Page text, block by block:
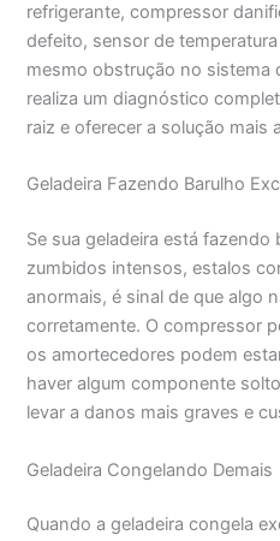
refrigerante, compressor
defeito, sensor de
mesmo obstrução no sistema
realiza um diagnóstico
raiz e oferecer a solução mais
Geladeira Fazendo Barulho
Se sua geladeira está
zumbidos intensos, estalos
anormais, é sinal de que algo
corretamente. O compressor
os amortecedores podem
haver algum componente
levar a danos mais graves e
Geladeira Congelando Demais
Quando a geladeira congela